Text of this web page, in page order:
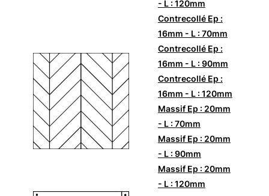
- L : 120mm
Contrecollé Ep :
16mm - L : 70mm
Contrecollé Ep :
16mm - L : 90mm
Contrecollé Ep :
16mm - L : 120mm
Massif Ep : 20mm
- L : 70mm
Massif Ep : 20mm
- L : 90mm
Massif Ep : 20mm
- L : 120mm